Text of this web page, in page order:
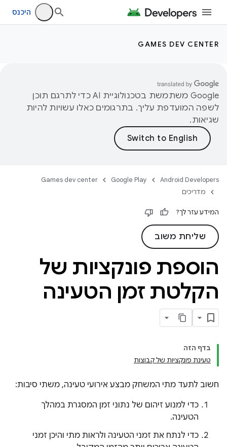
היכנס
GAMES DEV CENTER
‫Google משתמשת בטכנולוגיית AI כדי לתרגם תוכן
לשפה המועדפת עליך. בתרגומים כאלו עשויות להיות
שגיאות.
Android Developers
Google Play
Games dev center
מדריכים
המידע עזר לך?
שליחת משוב
הוספת פונקציות של
הקלטת זמן הטעינה
בדף הזה
טעינת פונקציות של קבוצות
חשוב לתעד מתי המשחק מבצע אירועי טעינה, משתי סיבות:
כדי למנוע זיהום של נתוני זמן המסגרת במהלך
הטעינה.
כדי לנתח את זמני הטעינה ולראות מתי והיכן זמני